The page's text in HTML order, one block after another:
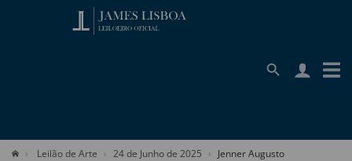
Leilão de Arte 24 de Junho de 2025 Jenner Augusto